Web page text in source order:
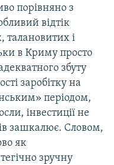
порівняно з
відтік
талановитих і
в Криму просто
збуту
заробітку на
періодом,
інвестиції не
зашкалює. Словом,
як
зручну